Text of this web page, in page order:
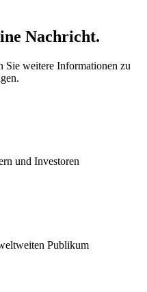
Nachricht.
Sie weitere Informationen zu
und Investoren
Publikum